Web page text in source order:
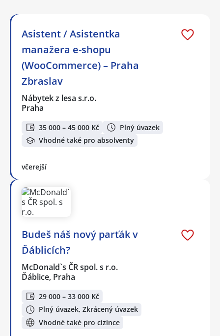
Asistent / Asistentka
manažera e-shopu
(WooCommerce) – Praha
Zbraslav
Nábytek z lesa s.r.o.
Praha
35 000 – 45 000 Kč
Plný úvazek
Vhodné také pro absolventy
včerejší
Budeš náš nový parťák v
Ďáblicích?
McDonald`s ČR spol. s r.o.
Ďáblice, Praha
29 000 – 33 000 Kč
Plný úvazek, Zkrácený úvazek
Vhodné také pro cizince